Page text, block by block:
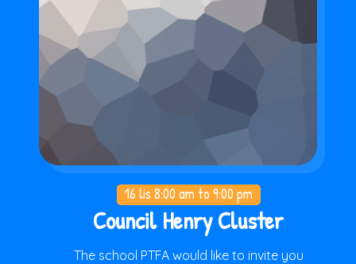
16 lis 8:00 am to 9:00 pm
Council Henry Cluster
The school PTFA would like to invite you